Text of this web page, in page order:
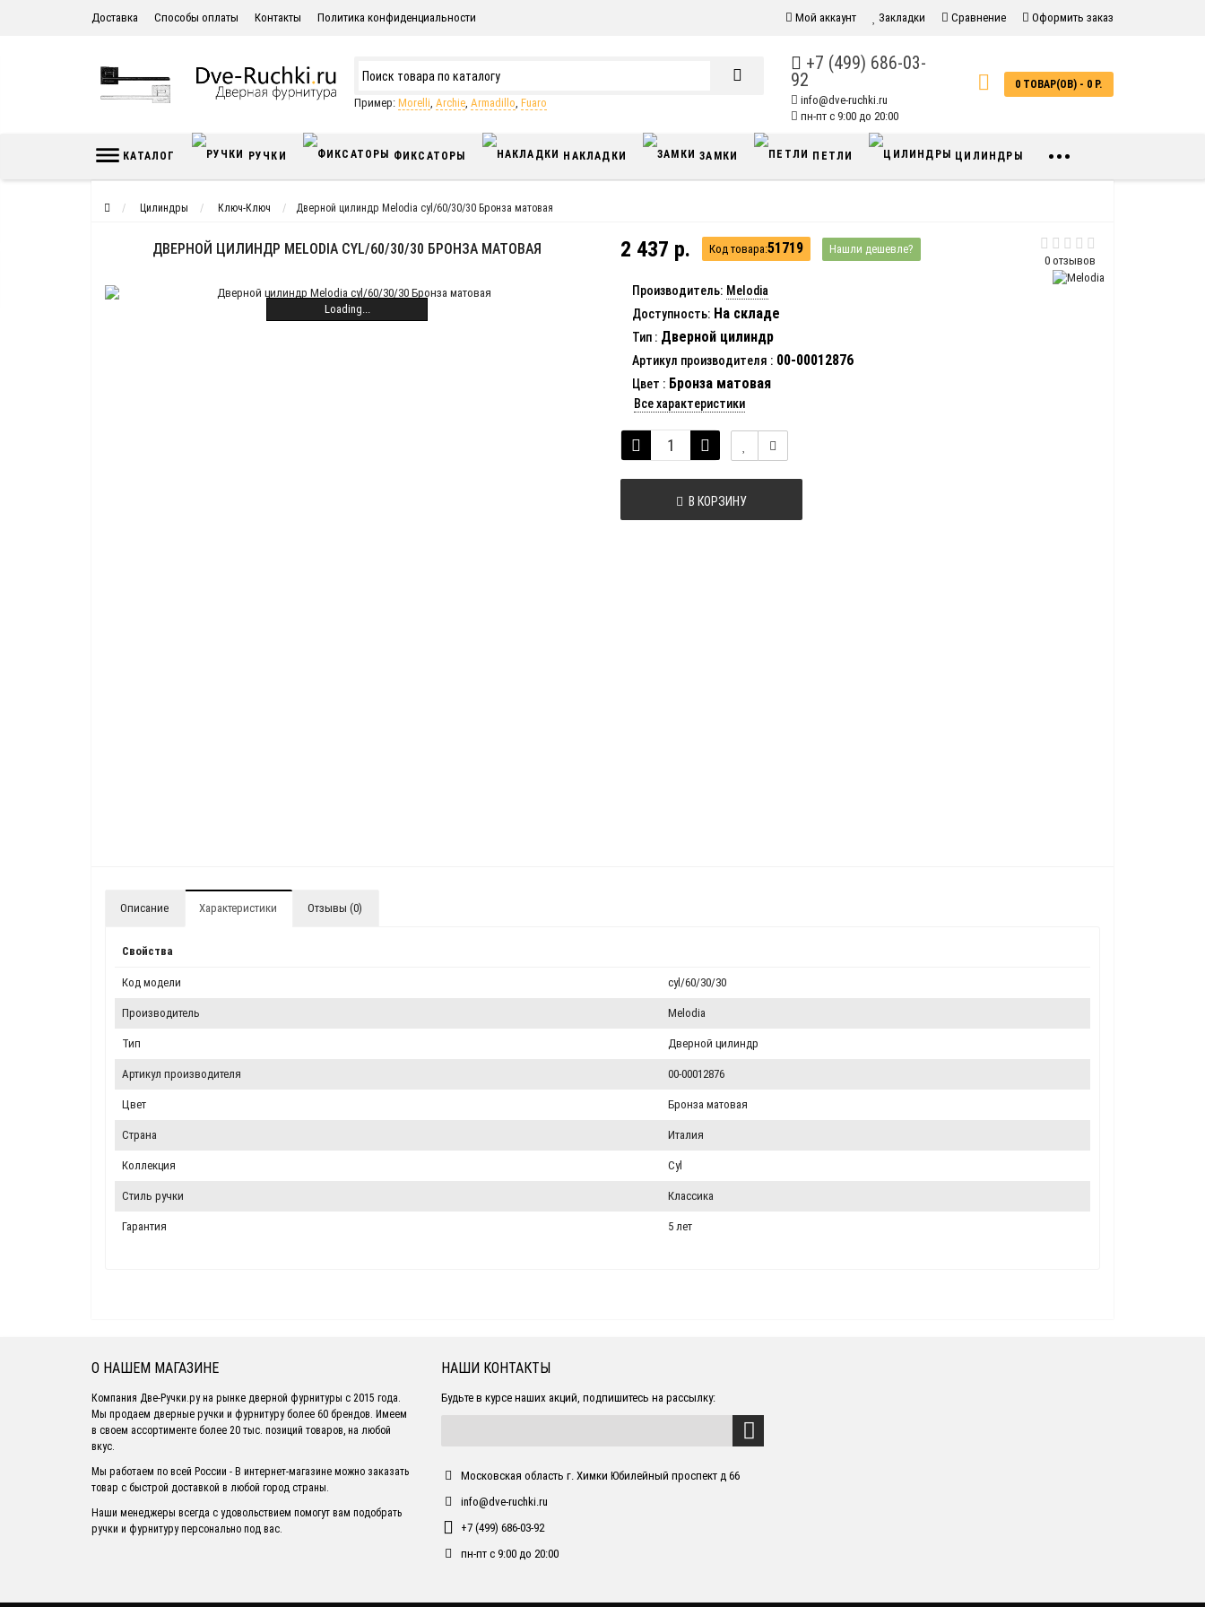
Доставка Способы оплаты Контакты Политика конфиденциальности Мой аккаунт Закладки Сравнение Оформить заказ
Пример: Morelli, Archie, Armadillo, Fuaro
+7 (499) 686-03-
92
info@dve-ruchki.ru
пн-пт с 9:00 до 20:00
0 ТОВАР(ОВ) - 0 Р.
КАТАЛОГ РУЧКИ ФИКСАТОРЫ НАКЛАДКИ ЗАМКИ ПЕТЛИ ЦИЛИНДРЫ •••
Цилиндры Ключ-Ключ Дверной цилиндр Melodia cyl/60/30/30 Бронза матовая
ДВЕРНОЙ ЦИЛИНДР MELODIA CYL/60/30/30 БРОНЗА МАТОВАЯ
Loading...
0 отзывов
2 437 р. Код товара:51719 Нашли дешевле?
Производитель: Melodia
Доступность: На складе
Тип : Дверной цилиндр
Артикул производителя : 00-00012876
Цвет : Бронза матовая
Все характеристики
В КОРЗИНУ
Описание Характеристики Отзывы (0)
Свойства
Код модели cyl/60/30/30
Производитель Melodia
Тип Дверной цилиндр
Артикул производителя 00-00012876
Цвет Бронза матовая
Страна Италия
Коллекция Cyl
Стиль ручки Классика
Гарантия 5 лет
О НАШЕМ МАГАЗИНЕ
Компания Две-Ручки.ру на рынке дверной фурнитуры с 2015 года.
Мы продаем дверные ручки и фурнитуру более 60 брендов. Имеем
в своем ассортименте более 20 тыс. позиций товаров, на любой
вкус.
Мы работаем по всей России - В интернет-магазине можно заказать
товар с быстрой доставкой в любой город страны.
Наши менеджеры всегда с удовольствием помогут вам подобрать
ручки и фурнитуру персонально под вас.
НАШИ КОНТАКТЫ
Будьте в курсе наших акций, подпишитесь на рассылку:
Московская область г. Химки Юбилейный проспект д 66
info@dve-ruchki.ru
+7 (499) 686-03-92
пн-пт с 9:00 до 20:00